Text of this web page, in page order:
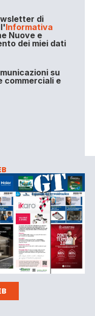
di
Informativa
Nuove e
dei miei dati
su
e